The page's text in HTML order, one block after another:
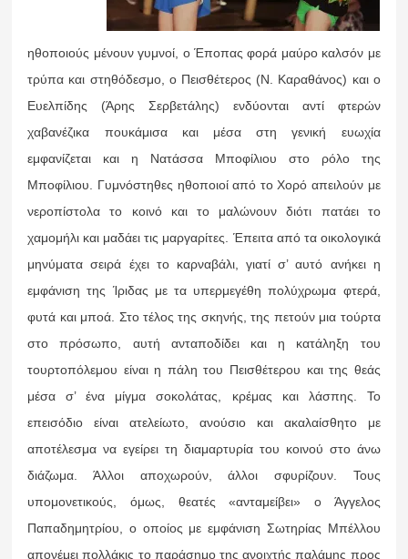
ηθοποιούς μένουν γυμνοί, ο Έποπας φορά μαύρο καλσόν με
τρύπα και στηθόδεσμο, ο Πεισθέτερος (Ν. Καραθάνος) και ο
Ευελπίδης (Άρης Σερβετάλης) ενδύονται αντί φτερών
χαβανέζικα πουκάμισα και μέσα στη γενική ευωχία
εμφανίζεται και η Νατάσσα Μποφίλιου στο ρόλο της
Μποφίλιου. Γυμνόστηθες ηθοποιοί από το Χορό απειλούν με
νεροπίστολα το κοινό και το μαλώνουν διότι πατάει το
χαμομήλι και μαδάει τις μαργαρίτες. Έπειτα από τα οικολογικά
μηνύματα σειρά έχει το καρναβάλι, γιατί σ’ αυτό ανήκει η
εμφάνιση της Ίριδας με τα υπερμεγέθη πολύχρωμα φτερά,
φυτά και μποά. Στο τέλος της σκηνής, της πετούν μια τούρτα
στο πρόσωπο, αυτή ανταποδίδει και η κατάληξη του
τουρτοπόλεμου είναι η πάλη του Πεισθέτερου και της θεάς
μέσα σ’ ένα μίγμα σοκολάτας, κρέμας και λάσπης. Το
επεισόδιο είναι ατελείωτο, ανούσιο και ακαλαίσθητο με
αποτέλεσμα να εγείρει τη διαμαρτυρία του κοινού στο άνω
διάζωμα. Άλλοι αποχωρούν, άλλοι σφυρίζουν. Τους
υπομονετικούς, όμως, θεατές «ανταμείβει» ο Άγγελος
Παπαδημητρίου, ο οποίος με εμφάνιση Σωτηρίας Μπέλλου
απονέμει πολλάκις το παράσημο της ανοιχτής παλάμης προς